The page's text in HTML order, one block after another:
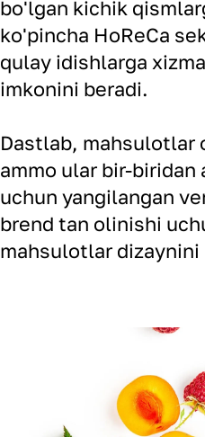
bo'lgan kichik
ko'pincha HoReCa
qulay idishlarga
imkonini beradi.
Dastlab, mahsulotlar
ammo ular bir-
uchun yangilangan
brend tan olinishi
mahsulotlar